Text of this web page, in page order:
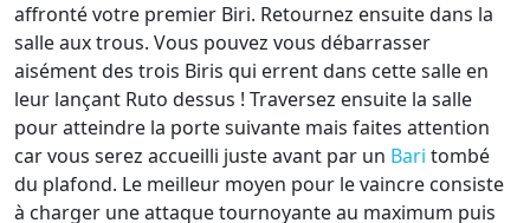
affronté votre premier Biri. Retournez ensuite dans la
salle aux trous. Vous pouvez vous débarrasser
aisément des trois Biris qui errent dans cette salle en
leur lançant Ruto dessus ! Traversez ensuite la salle
pour atteindre la porte suivante mais faites attention
car vous serez accueilli juste avant par un Bari tombé
du plafond. Le meilleur moyen pour le vaincre consiste
à charger une attaque tournoyante au maximum puis